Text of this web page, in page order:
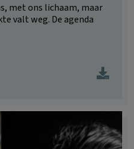
met ons lichaam, maar
valt weg. De agenda